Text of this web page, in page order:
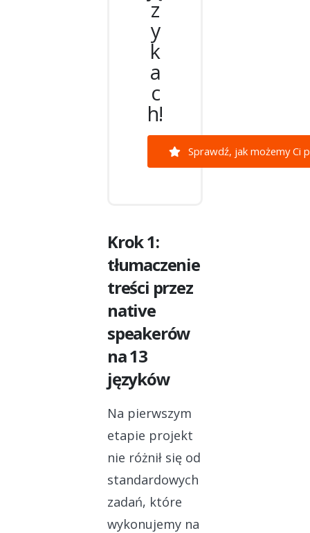
z
y
k
a
c
h!
Sprawdź, jak możemy Ci
Krok 1:
tłumaczenie
treści przez
native
speakerów
na 13
języków
Na pierwszym
etapie projekt
nie różnił się od
standardowych
zadań, które
wykonujemy na